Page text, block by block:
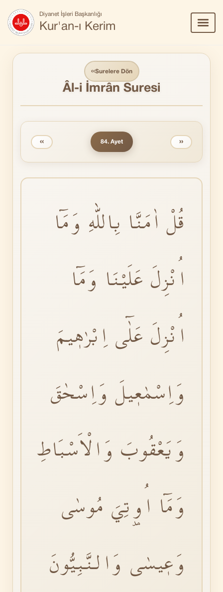
Diyanet İşleri Başkanlığı
Kur'an-ı Kerim
Aç/
‹‹Surelere Dön
Âl-i İmrân Suresi
‹‹ 84. Ayet ››
قُلْ اٰمَنَّا بِاللّٰهِ وَمَٓا
اُنْزِلَ عَلَيْنَا وَمَٓا
اُنْزِلَ عَلٰٓى اِبْرٰهٖيمَ
وَاِسْمٰعٖيلَ وَاِسْحٰقَ
وَيَعْقُوبَ وَالْاَسْبَاطِ
وَمَٓا اُو۫تِيَ مُوسٰى
وَعٖيسٰى وَالنَّبِيُّونَ